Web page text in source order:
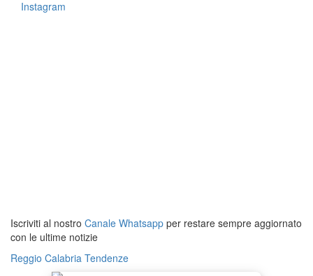
Instagram
Iscriviti al nostro Canale Whatsapp per restare sempre aggiornato
con le ultime notizie
Reggio Calabria Tendenze